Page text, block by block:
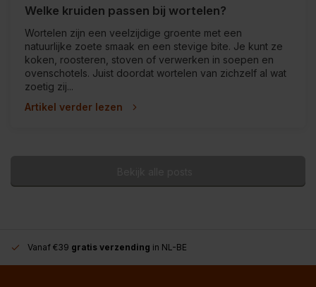
Welke kruiden passen bij wortelen?
Wortelen zijn een veelzijdige groente met een
natuurlijke zoete smaak en een stevige bite. Je kunt ze
koken, roosteren, stoven of verwerken in soepen en
ovenschotels. Juist doordat wortelen van zichzelf al wat
zoetig zij...
Artikel verder lezen
Vanaf €39 gratis verzending in NL-BE